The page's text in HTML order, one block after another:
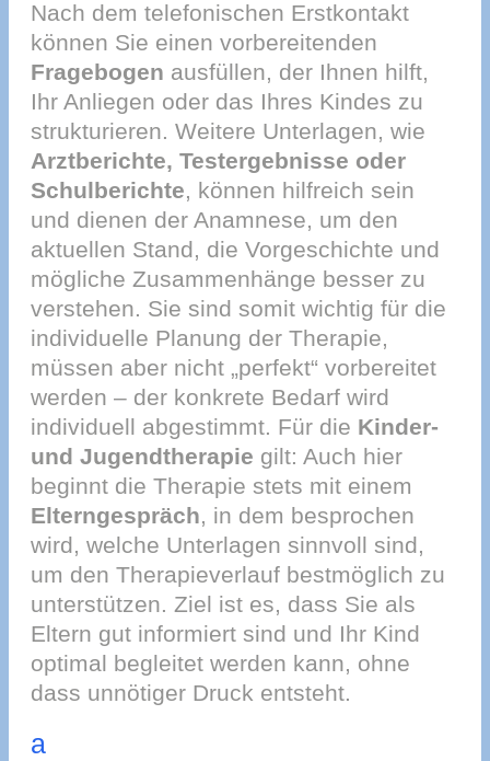
Nach dem telefonischen Erstkontakt
können Sie einen vorbereitenden
Fragebogen ausfüllen, der Ihnen hilft,
Ihr Anliegen oder das Ihres Kindes zu
strukturieren. Weitere Unterlagen, wie
Arztberichte, Testergebnisse oder
Schulberichte, können hilfreich sein
und dienen der Anamnese, um den
aktuellen Stand, die Vorgeschichte und
mögliche Zusammenhänge besser zu
verstehen. Sie sind somit wichtig für die
individuelle Planung der Therapie,
müssen aber nicht „perfekt“ vorbereitet
werden – der konkrete Bedarf wird
individuell abgestimmt. Für die Kinder-
und Jugendtherapie gilt: Auch hier
beginnt die Therapie stets mit einem
Elterngespräch, in dem besprochen
wird, welche Unterlagen sinnvoll sind,
um den Therapieverlauf bestmöglich zu
unterstützen. Ziel ist es, dass Sie als
Eltern gut informiert sind und Ihr Kind
optimal begleitet werden kann, ohne
dass unnötiger Druck entsteht.
a